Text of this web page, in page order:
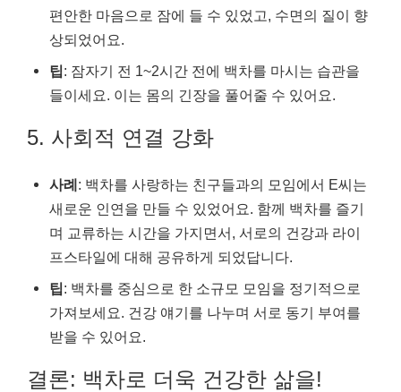
편안한 마음으로 잠에 들 수 있었고, 수면의 질이 향
상되었어요.
팁: 잠자기 전 1~2시간 전에 백차를 마시는 습관을
들이세요. 이는 몸의 긴장을 풀어줄 수 있어요.
5. 사회적 연결 강화
사례: 백차를 사랑하는 친구들과의 모임에서 E씨는
새로운 인연을 만들 수 있었어요. 함께 백차를 즐기
며 교류하는 시간을 가지면서, 서로의 건강과 라이
프스타일에 대해 공유하게 되었답니다.
팁: 백차를 중심으로 한 소규모 모임을 정기적으로
가져보세요. 건강 얘기를 나누며 서로 동기 부여를
받을 수 있어요.
결론: 백차로 더욱 건강한 삶을!